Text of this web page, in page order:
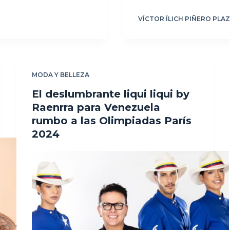
VÍCTOR ÍLICH PIÑERO
MODA Y BELLEZA
El deslumbrante liqui liqui by
Raenrra para Venezuela
rumbo a las Olimpiadas París
2024